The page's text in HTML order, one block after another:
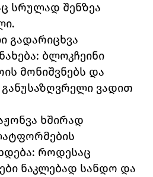
სრულად შენზეა
გადარიცხვა
ბლოკჩეინი
მონიშვნებს და
განუსაზღვრელი ვადით
ხშირად
როდესაც
ნაკლებად სანდო და